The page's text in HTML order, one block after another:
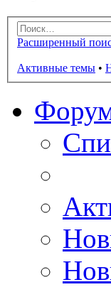
Расширенный
Активные темы •